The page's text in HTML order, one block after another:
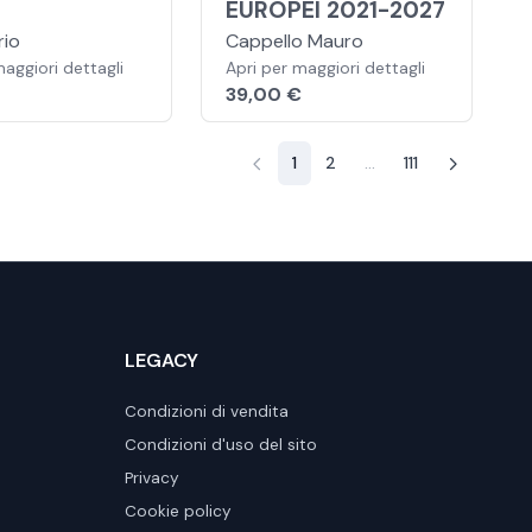
dettagli
EUROPEI 2021-2027
Cappello Mauro
Apri per maggiori dettagli
39,00 €
1 2 111
LEGACY
Condizioni di vendita
Condizioni d'uso del sito
Privacy
Cookie policy